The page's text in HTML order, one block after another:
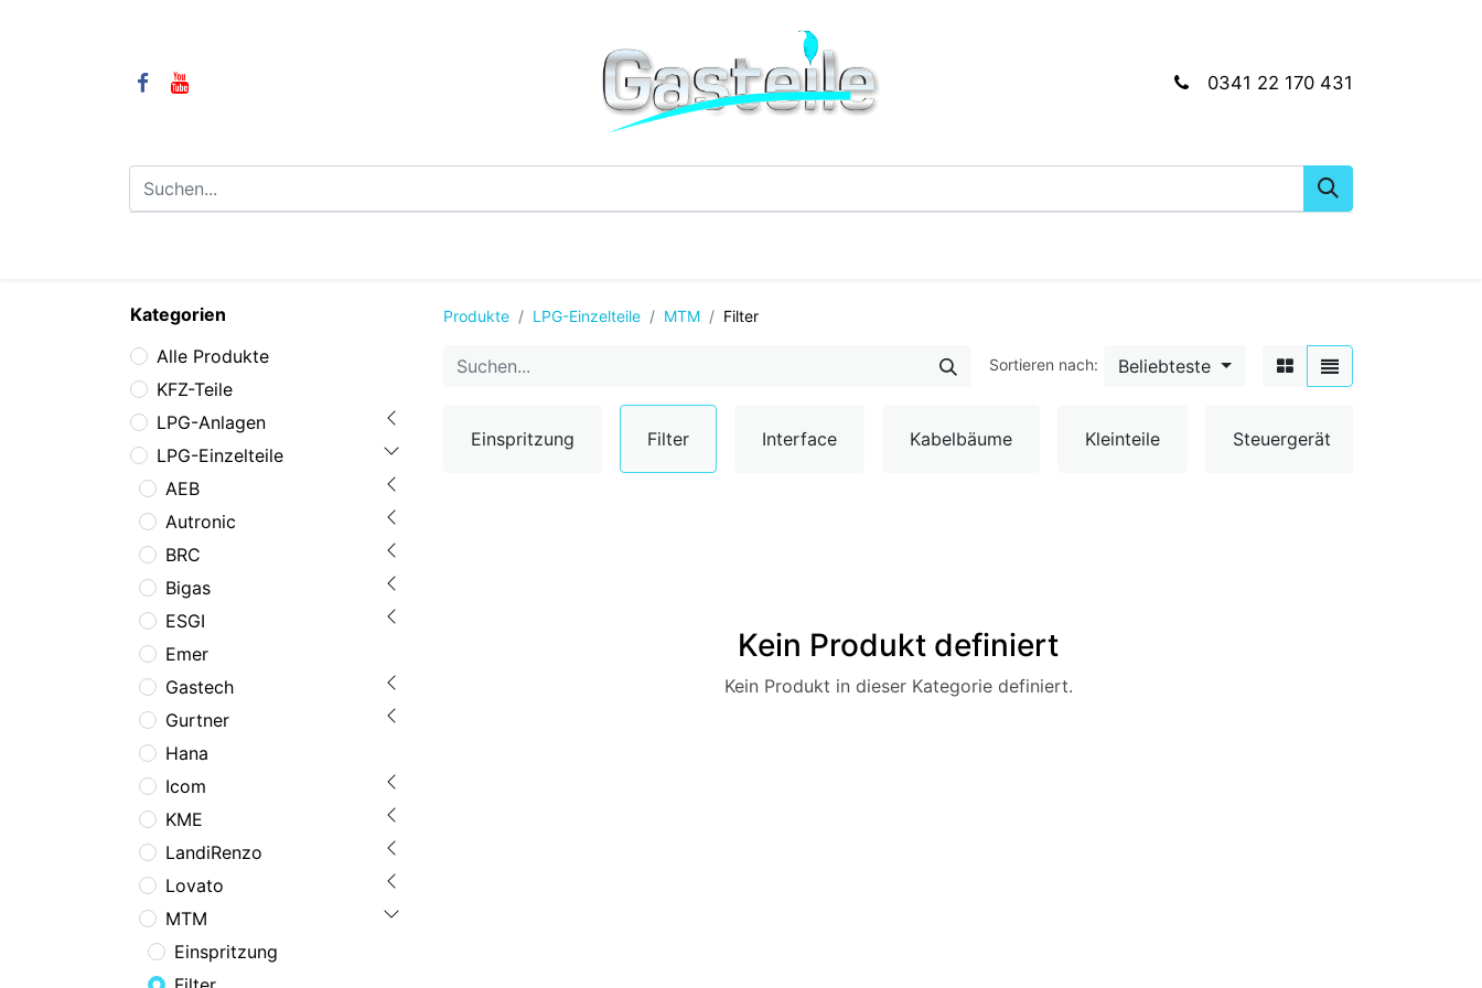
0341 22 170 431
Kategorien
Alle Produkte
KFZ-Teile
LPG-Anlagen
LPG-Einzelteile
AEB
Autronic
BRC
Bigas
ESGI
Emer
Gastech
Gurtner
Hana
Icom
KME
LandiRenzo
Lovato
MTM
Einspritzung
Produkte LPG-Einzelteile MTM Filter
Sortieren nach: Beliebteste
Einspritzung Filter Interface Kabelbäume Kleinteile Steuergerät
Kein Produkt definiert
Kein Produkt in dieser Kategorie definiert.